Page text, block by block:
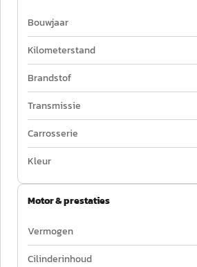
Bouwjaar
Kilometerstand
Brandstof
Transmissie
Carrosserie
Kleur
Motor & prestaties
Vermogen
Cilinderinhoud